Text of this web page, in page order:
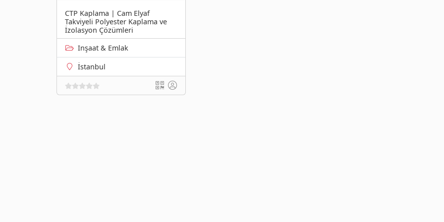
CTP Kaplama | Cam Elyaf
Takviyeli Polyester Kaplama ve
İzolasyon Çözümleri
Inşaat & Emlak
İstanbul